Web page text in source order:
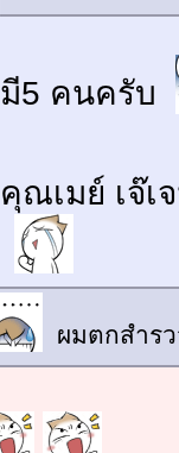
มี5 คนครับ
คุณเมย์ เจ๊
ผมตกสำร